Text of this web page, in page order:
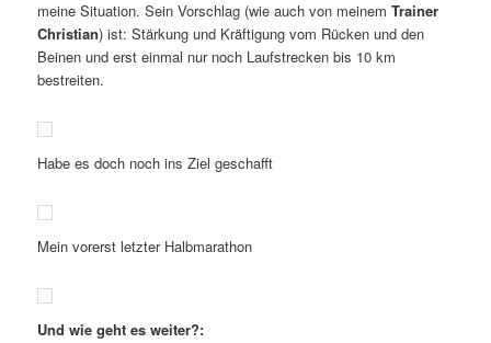
meine Situation. Sein Vorschlag (wie auch von meinemTrainer
Christian) ist: Stärkung und Kräftigung vom Rücken und den
Beinen und erst einmal nur noch Laufstrecken bis 10 km
bestreiten.
Habe es doch noch ins Ziel geschafft
Mein vorerst letzter Halbmarathon
Und wie geht es weiter?: